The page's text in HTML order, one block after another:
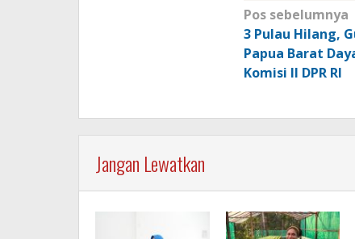
Navigasi
pos
Pos sebelumnya
3 Pulau Hilang,
Papua Barat
Komisi II DPR RI
Jangan Lewatkan